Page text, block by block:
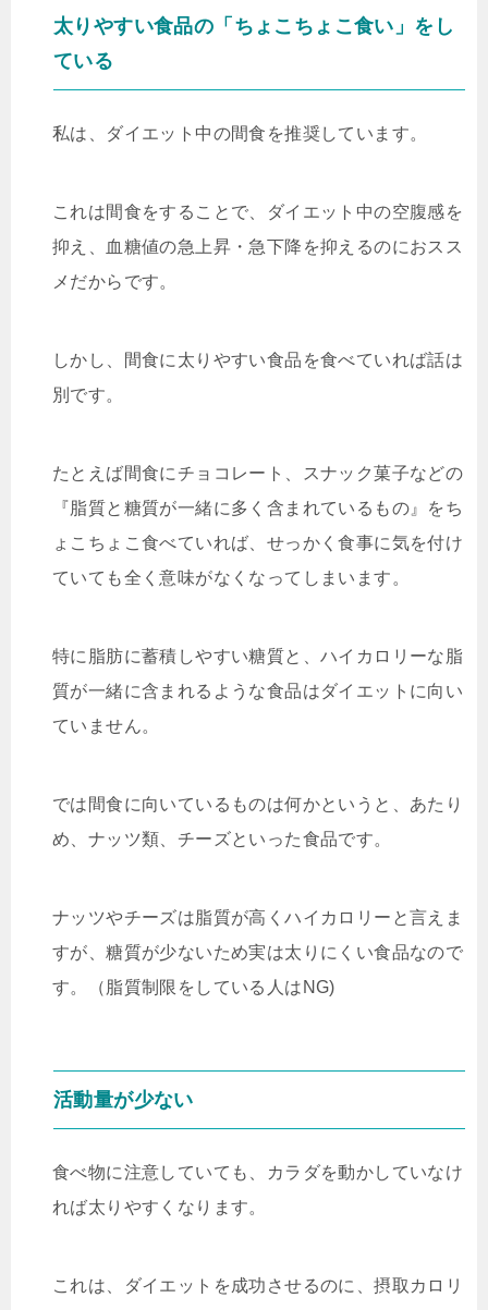
太りやすい食品の「ちょこちょこ食い」をし
ている
私は、ダイエット中の間食を推奨しています。
これは間食をすることで、ダイエット中の空腹感を
抑え、血糖値の急上昇・急下降を抑えるのにおスス
メだからです。
しかし、間食に太りやすい食品を食べていれば話は
別です。
たとえば間食にチョコレート、スナック菓子などの
『脂質と糖質が一緒に多く含まれているもの』をち
ょこちょこ食べていれば、せっかく食事に気を付け
ていても全く意味がなくなってしまいます。
特に脂肪に蓄積しやすい糖質と、ハイカロリーな脂
質が一緒に含まれるような食品はダイエットに向い
ていません。
では間食に向いているものは何かというと、あたり
め、ナッツ類、チーズといった食品です。
ナッツやチーズは脂質が高くハイカロリーと言えま
すが、糖質が少ないため実は太りにくい食品なので
す。（脂質制限をしている人はNG)
活動量が少ない
食べ物に注意していても、カラダを動かしていなけ
れば太りやすくなります。
これは、ダイエットを成功させるのに、摂取カロリ